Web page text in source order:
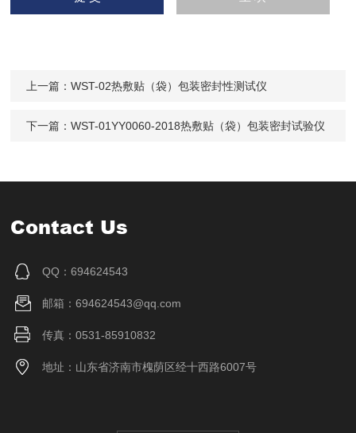
上一篇：WST-02热敷贴（袋）包装密封性测试仪
下一篇：WST-01YY0060-2018热敷贴（袋）包装密封试验仪
Contact Us
QQ：694624543
邮箱：694624543@qq.com
传真：0531-85910832
地址：山东省济南市槐荫区经十西路6007号